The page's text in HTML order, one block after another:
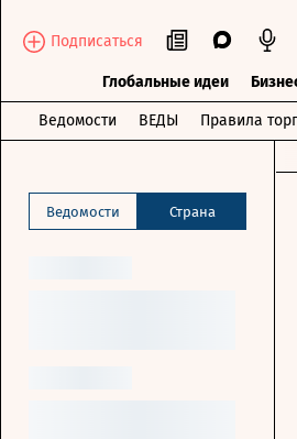
Подписаться
Глобальные идеи
Ведомости ВЕДЫ Правила
Ведомости Страна